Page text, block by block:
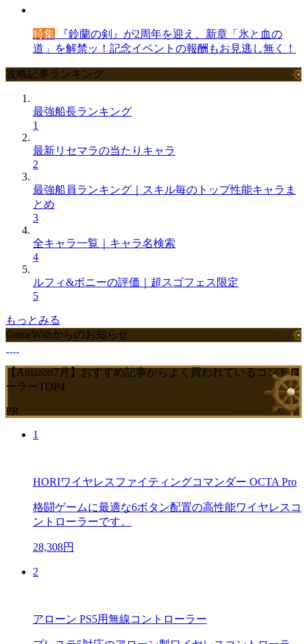
特集 『鈴蘭の剣』が2周年を迎え、新章「氷と血の
道」を解禁ッ！記念イベントの報酬もお見逃し無く！
攻略記事ランキング
最強船長ランキング
1
最新リセマラの当たりキャラ
2
最強船員ランキング｜スキル毎のトップ性能キャラま
とめ
3
全キャラ一覧｜キャラ名検索
4
ルフィ&ボニーの評価｜超スゴフェス限定
5
もっとみる
GameWithからのお知らせ
【Amazon7月】おすすめ記事からよく買われているコントロ
ーラーTOP4
PR
1
HORIワイヤレスファイティングコマンダー OCTA Pro
格闘ゲームに最適な6ボタン配置の高性能ワイヤレスコ
ントローラーです。
28,308円
2
アローン PS5用無線コントローラー